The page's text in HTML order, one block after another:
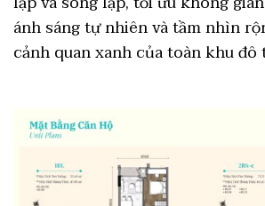
ánh sáng tự nhiên và tầm nhìn
cảnh quan xanh của toàn khu đô